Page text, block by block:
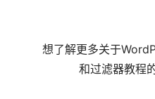
和过滤器教程